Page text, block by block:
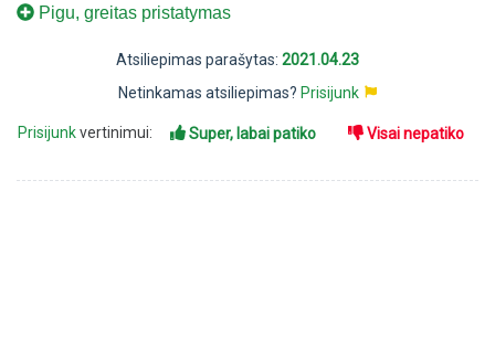
Pigu, greitas pristatymas
Atsiliepimas parašytas: 2021.04.23
Netinkamas atsiliepimas? Prisijunk
Prisijunkvertinimui: Super, labai patiko Visai nepatiko